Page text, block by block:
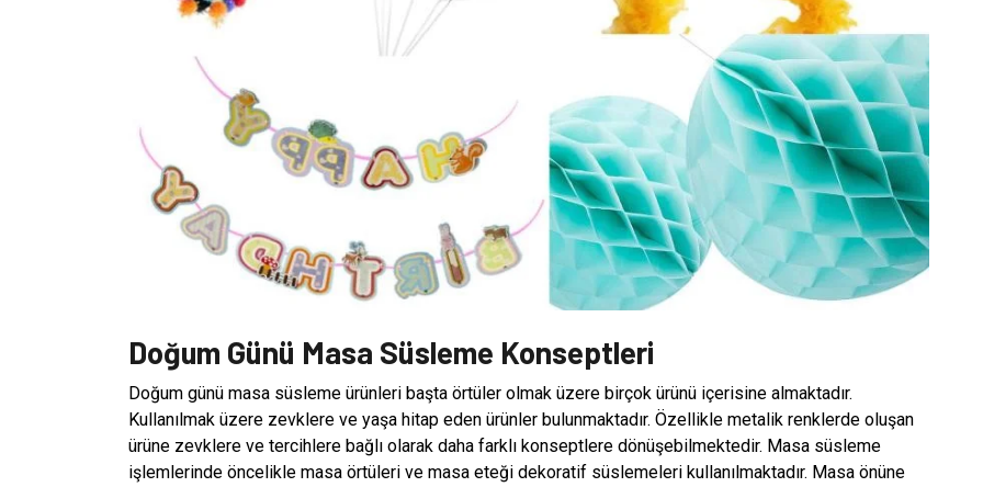
Doğum Günü Masa Süsleme Konseptleri
Doğum günü masa süsleme ürünleri başta örtüler olmak üzere birçok ürünü içerisine almaktadır.
Kullanılmak üzere zevklere ve yaşa hitap eden ürünler bulunmaktadır. Özellikle metalik renklerde oluşan
ürüne zevklere ve tercihlere bağlı olarak daha farklı konseptlere dönüşebilmektedir. Masa süsleme
işlemlerinde öncelikle masa örtüleri ve masa eteği dekoratif süslemeleri kullanılmaktadır. Masa önüne